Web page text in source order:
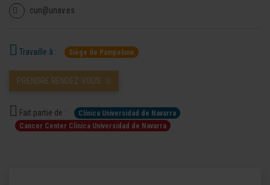
cun@unav.es
Travaille à : Siège de Pampelune
PRENDRE RENDEZ-VOUS
Fait partie de :
Clínica Universidad de Navarra
Cancer Center Clínica Universidad de Navarra